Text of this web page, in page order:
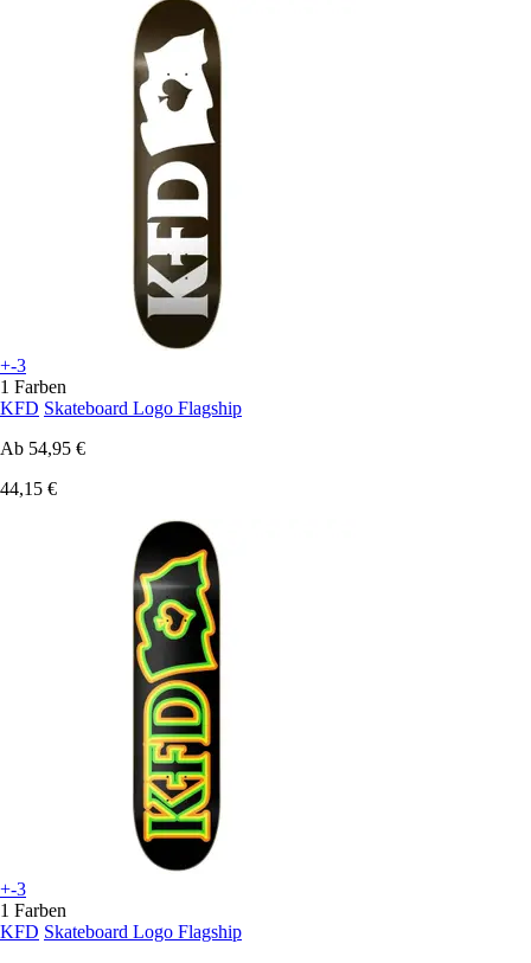
+-3
1 Farben
KFD Skateboard Logo Flagship
Ab 54,95 €
44,15 €
+-3
1 Farben
KFD Skateboard Logo Flagship